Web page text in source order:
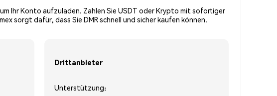
Ihr Konto aufzuladen. Zahlen Sie USDT oder Krypto mit sofortiger
sorgt dafür, dass Sie DMR schnell und sicher kaufen können.
Drittanbieter
Unterstützung: